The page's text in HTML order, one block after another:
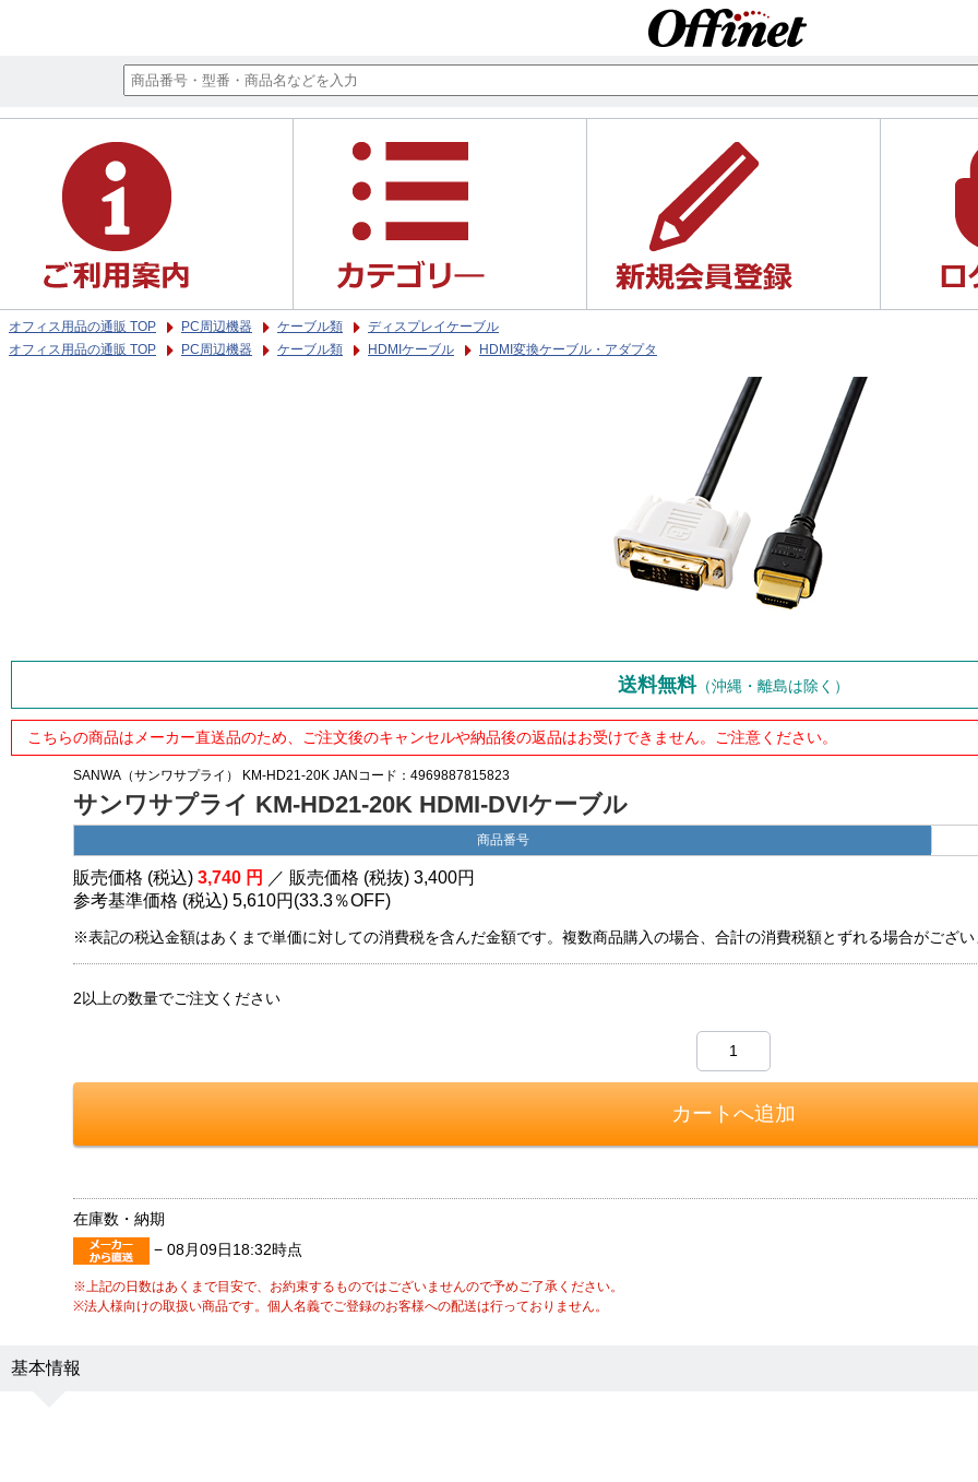
オフィス用品の通販 TOP PC周辺機器 ケーブル類
ディスプレイケーブル
オフィス用品の通販 TOP
PC周辺機器 ケーブル類 HDMIケーブル HDMI変換ケーブル・アダプタ
送料無料（沖縄・離島は除く）
こちらの商品はメーカー直送品のため、ご注文後のキャンセルや納品後の返品はお受けできません。ご注意ください。
SANWA（サンワサプライ） KM-HD21-20K JANコード：4969887815823
サンワサプライ KM-HD21-20K HDMI-DVIケーブル
商品番号
販売価格 (税込)3,740 円 ／ 販売価格 (税抜)3,400円
参考基準価格 (税込)5,610円 (33.3％OFF)
※表記の税込金額はあくまで単価に対しての消費税を含んだ金額です。複数商品購入の場合、合計の消費税額とずれる場合がござ
2以上の数量でご注文ください
在庫数・納期
− 08月09日18:32時点
※上記の日数はあくまで目安で、お約束するものではございませんので予めご了承ください。
※法人様向けの取扱い商品です。個人名義でご登録のお客様への配送は行っておりません。
基本情報